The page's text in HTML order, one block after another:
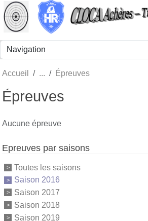
Accueil Épreuves
Épreuves
Aucune épreuve
Epreuves par saisons
Toutes les saisons
Saison 2016
Saison 2017
Saison 2018
Saison 2019
Panneau de gestion des cookies